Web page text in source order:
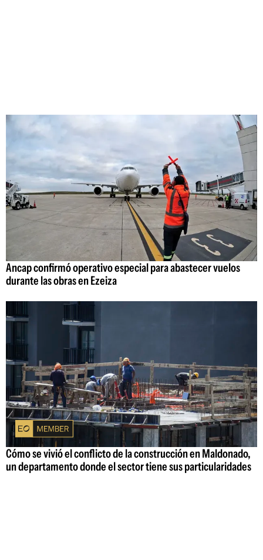
Ancap confirmó operativo especial para abastecer vuelos
durante las obras en Ezeiza
Cómo se vivió el conflicto de la construcción en Maldonado,
un departamento donde el sector tiene sus particularidades